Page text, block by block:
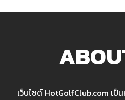
เว็บไซต์ HotGolfClub.com เป็